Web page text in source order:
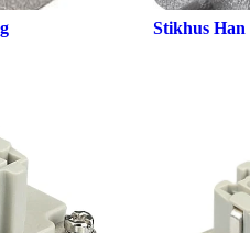
Stikhus